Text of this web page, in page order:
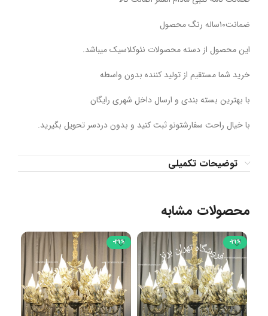
ضمانت۱۰ساله رنگ محصول
این محصول از دسته محصولات نئوکلاسیک میباشد.
خرید شما مستقیم از تولید کننده بدون واسطه
با بهترین بسته بندی و ارسال داخل شهری رایگان
با خیال راحت سفارشتونو ثبت کنید و بدون دردسر تحویل بگیرید.
توضیحات تکمیلی
محصولات مشابه
-21%
-31%